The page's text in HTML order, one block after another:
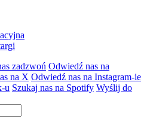
zadzwoń Odwiedź nas na
na X Odwiedź nas na Instagram-ie
u Szukaj nas na Spotify Wyślij do